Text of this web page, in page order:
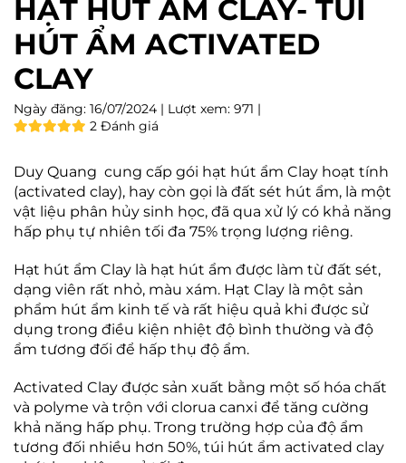
HẠT HÚT ẨM CLAY- TÚI
HÚT ẨM ACTIVATED
CLAY
Ngày đăng: 16/07/2024 | Lượt xem: 971 |
2 Đánh giá
Duy Quang cung cấp gói hạt hút ẩm Clay hoạt tính
(activated clay), hay còn gọi là đất sét hút ẩm, là một
vật liệu phân hủy sinh học, đã qua xử lý có khả năng
hấp phụ tự nhiên tối đa 75% trọng lượng riêng.
Hạt hút ẩm Clay là hạt hút ẩm được làm từ đất sét,
dạng viên rất nhỏ, màu xám. Hạt Clay là một sản
phẩm hút ẩm kinh tế và rất hiệu quả khi được sử
dụng trong điều kiện nhiệt độ bình thường và độ
ẩm tương đối để hấp thụ độ ẩm.
Activated Clay được sản xuất bằng một số hóa chất
và polyme và trộn với clorua canxi để tăng cường
khả năng hấp phụ. Trong trường hợp của độ ẩm
tương đối nhiều hơn 50%, túi hút ẩm activated clay